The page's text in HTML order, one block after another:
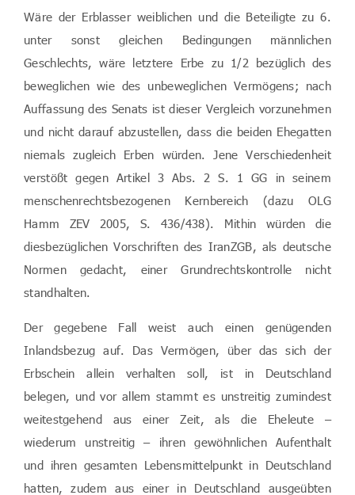
Wäre der Erblasser weiblichen und die Beteiligte zu 6.
unter sonst gleichen Bedingungen männlichen
Geschlechts, wäre letztere Erbe zu 1/2 bezüglich des
beweglichen wie des unbeweglichen Vermögens; nach
Auffassung des Senats ist dieser Vergleich vorzunehmen
und nicht darauf abzustellen, dass die beiden Ehegatten
niemals zugleich Erben würden. Jene Verschiedenheit
verstößt gegen Artikel 3 Abs. 2 S. 1 GG in seinem
menschenrechtsbezogenen Kernbereich (dazu OLG
Hamm ZEV 2005, S. 436/438). Mithin würden die
diesbezüglichen Vorschriften des IranZGB, als deutsche
Normen gedacht, einer Grundrechtskontrolle nicht
standhalten.
Der gegebene Fall weist auch einen genügenden
Inlandsbezug auf. Das Vermögen, über das sich der
Erbschein allein verhalten soll, ist in Deutschland
belegen, und vor allem stammt es unstreitig zumindest
weitestgehend aus einer Zeit, als die Eheleute –
wiederum unstreitig – ihren gewöhnlichen Aufenthalt
und ihren gesamten Lebensmittelpunkt in Deutschland
hatten, zudem aus einer in Deutschland ausgeübten